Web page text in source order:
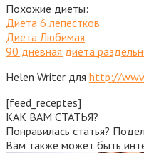
Похожие диеты:
Диета 6 лепестков
Диета Любимая
90 дневная диета
Helen Writer для http://
[feed_receptes]
КАК ВАМ СТАТЬЯ?
Понравилась статья?
Вам также может быть